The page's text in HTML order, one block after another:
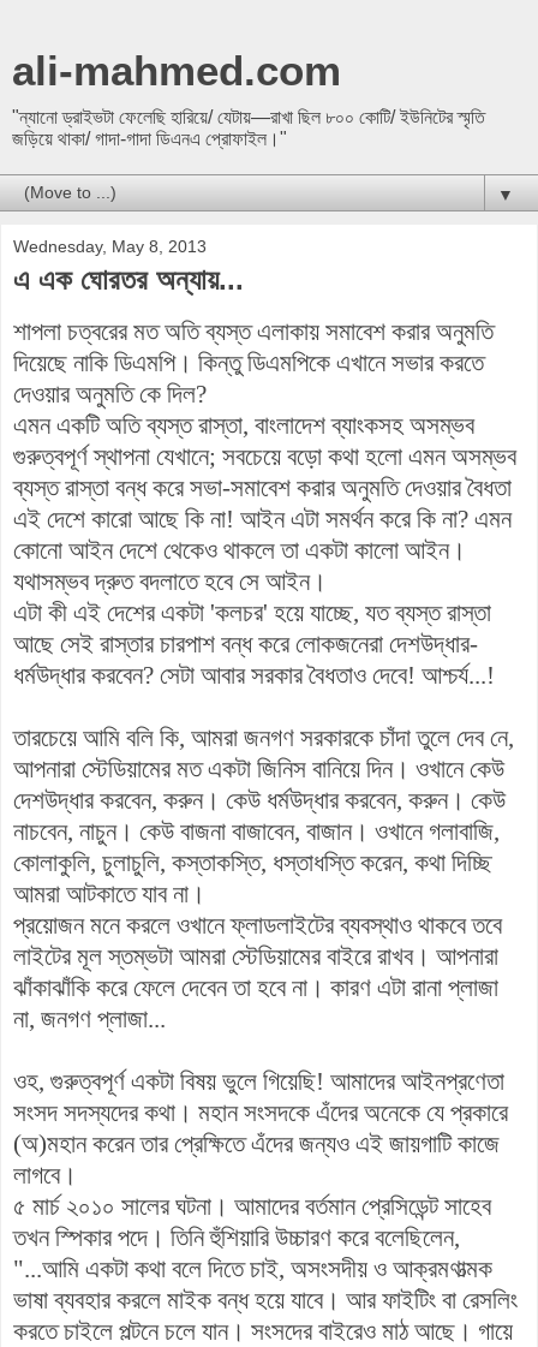
ali-mahmed.com
"ন্যানো ড্রাইভটা ফেলেছি হারিয়ে/ যেটায়—রাখা ছিল ৮০০ কোটি/ ইউনিটের স্মৃতি
জড়িয়ে থাকা/ গাদা-গাদা ডিএনএ প্রোফাইল।"
▼
Wednesday, May 8, 2013
এ এক ঘোরতর অন্যায়...
শাপলা চত্বরের মত অতি ব্যস্ত এলাকায় সমাবেশ করার অনুমতি
দিয়েছে নাকি ডিএমপি। কিন্তু ডিএমপিকে এখানে সভার করতে
দেওয়ার অনুমতি কে দিল?
এমন একটি অতি ব্যস্ত রাস্তা, বাংলাদেশ ব্যাংকসহ অসম্ভব
গুরুত্বপূর্ণ স্থাপনা যেখানে; সবচেয়ে বড়ো কথা হলো এমন অসম্ভব
ব্যস্ত রাস্তা বন্ধ করে সভা-সমাবেশ করার অনুমতি দেওয়ার বৈধতা
এই দেশে কারো আছে কি না! আইন এটা সমর্থন করে কি না? এমন
কোনো আইন দেশে থেকেও থাকলে তা একটা কালো আইন।
যথাসম্ভব দ্রুত বদলাতে হবে সে আইন।
এটা কী এই দেশের একটা 'কলচর' হয়ে যাচ্ছে, যত ব্যস্ত রাস্তা
আছে সেই রাস্তার চারপাশ বন্ধ করে লোকজনেরা দেশউদ্ধার-
ধর্মউদ্ধার করবেন? সেটা আবার সরকার বৈধতাও দেবে! আশ্চর্য...!
তারচেয়ে আমি বলি কি, আমরা জনগণ সরকারকে চাঁদা তুলে দেব নে,
আপনারা স্টেডিয়ামের মত একটা জিনিস বানিয়ে দিন। ওখানে কেউ
দেশউদ্ধার করবেন, করুন। কেউ ধর্মউদ্ধার করবেন, করুন। কেউ
নাচবেন, নাচুন। কেউ বাজনা বাজাবেন, বাজান। ওখানে গলাবাজি,
কোলাকুলি, চুলাচুলি, কস্তাকস্তি, ধস্তাধস্তি করেন, কথা দিচ্ছি
আমরা আটকাতে যাব না।
প্রয়োজন মনে করলে ওখানে ফ্লাডলাইটের ব্যবস্থাও থাকবে তবে
লাইটের মূল স্তম্ভটা আমরা স্টেডিয়ামের বাইরে রাখব। আপনারা
ঝাঁকাঝাঁকি করে ফেলে দেবেন তা হবে না। কারণ এটা রানা প্লাজা
না, জনগণ প্লাজা...
ওহ, গুরুত্বপূর্ণ একটা বিষয় ভুলে গিয়েছি! আমাদের আইনপ্রণেতা
সংসদ সদস্যদের কথা। মহান সংসদকে এঁদের অনেকে যে প্রকারে
(অ)মহান করেন তার প্রেক্ষিতে এঁদের জন্যও এই জায়গাটি কাজে
লাগবে।
৫ মার্চ ২০১০ সালের ঘটনা। আমাদের বর্তমান প্রেসিডেন্ট সাহেব
তখন স্পিকার পদে। তিনি হুঁশিয়ারি উচ্চারণ করে বলেছিলেন,
"...আমি একটা কথা বলে দিতে চাই, অসংসদীয় ও আক্রমণাত্মক
ভাষা ব্যবহার করলে মাইক বন্ধ হয়ে যাবে। আর ফাইটিং বা রেসলিং
করতে চাইলে পল্টনে চলে যান। সংসদের বাইরেও মাঠ আছে। গায়ে